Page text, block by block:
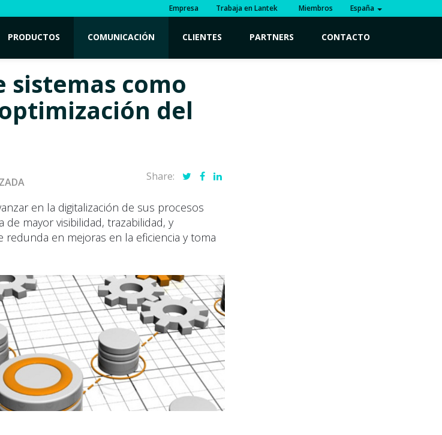
Empresa Trabaja en Lantek Miembros España
PRODUCTOS COMUNICACIÓN CLIENTES PARTNERS CONTACTO
sistemas como
del
Share:
en la digitalización de sus procesos
mayor visibilidad, trazabilidad, y
en mejoras en la eficiencia y toma